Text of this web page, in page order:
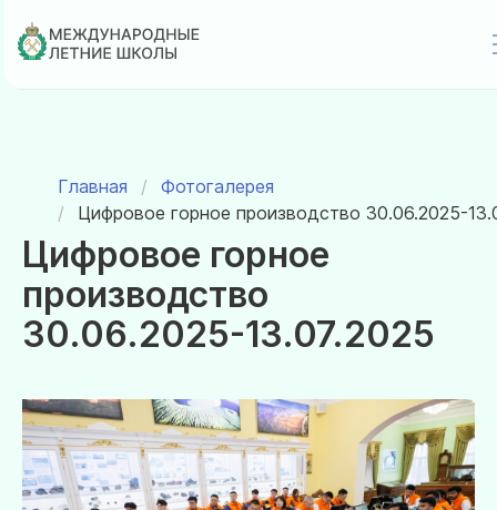
содержанию
Строка навигации
Главная
Фотогалерея
Цифровое горное производство 30.06.2025-
Цифровое горное
производство
30.06.2025-13.07.2025